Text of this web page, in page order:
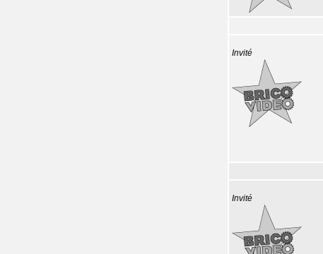
Invité
Invité